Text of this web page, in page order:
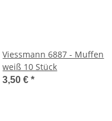
Viessmann 6887 - Muffen
weiß 10 Stück
3,50 €*